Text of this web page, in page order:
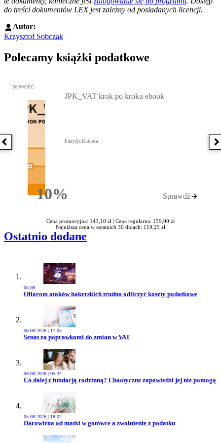
do treści dokumentów LEX jest zależny od posiadanych licencji.
Autor:
Krzysztof Sobczak
Polecamy książki podatkowe
Poprzednia książka
Przejdź do: JPK_VAT krok po kroku ebook, Patrycja Kubiesa -
NOWOŚĆ
10%Rabatu
JPK_VAT krok po kroku ebook
Patrycja Kubiesa
Sprawdź
Cena promocyjna: 143,10 zł | Cena regularna: 159,00 zł
Najniższa cena w ostatnich 30 dniach: 119,25 zł
Ostatnio dodane
05:08
Przejdź do artykułu:
Ofiarom ataków hakerskich trudno odliczyć koszty podatkowe
06.08.2026 | 17:05
Przejdź do artykułu:
Senat za poprawkami do zmian w VAT
06.08.2026 | 05:34
Przejdź do artykułu:
Co dalej z fundacją rodzinną? Chaotyczne zapowiedzi jej nie pomogą
05.08.2026 | 18:02
Przejdź do artykułu:
Darowizna od matki w gotówce a zwolnienie z podatku